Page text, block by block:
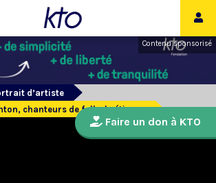
Contenu sponsorisé
d’artiste
chanteurs de folk chrétienne
Faire un don à KTO